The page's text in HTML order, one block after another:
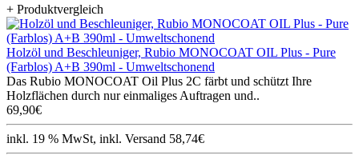
+ Produktvergleich
Holzöl und Beschleuniger, Rubio MONOCOAT OIL Plus - Pure
(Farblos) A+B 390ml - Umweltschonend
Das Rubio MONOCOAT Oil Plus 2C färbt und schützt Ihre
Holzflächen durch nur einmaliges Auftragen und..
69,90€
inkl. 19 % MwSt, inkl. Versand 58,74€